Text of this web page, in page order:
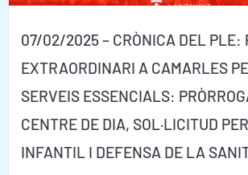
07/02/2025 – CRÒNICA DEL PLE:
EXTRAORDINARI A CAMARLES
SERVEIS ESSENCIALS:
CENTRE DE DIA, SOL·LICITUD
INFANTIL I DEFENSA DE LA